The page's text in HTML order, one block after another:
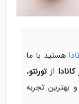
هستید با ما
ازتورنتو،
بهترین تجربه